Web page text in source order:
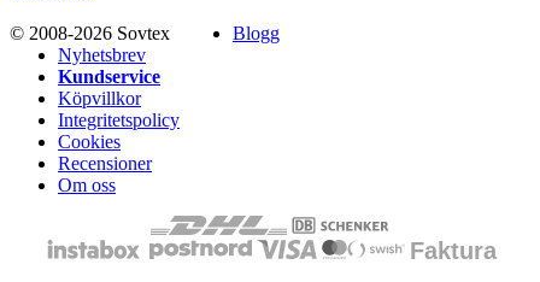
© 2008-2026 Sovtex
Blogg
Nyhetsbrev
Kundservice
Köpvillkor
Integritetspolicy
Cookies
Recensioner
Om oss